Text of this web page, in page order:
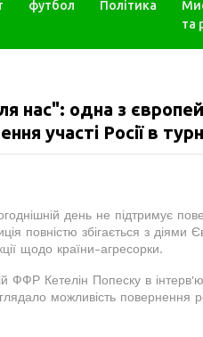
футбол Політика
та
нас": одна з
участі Росії в
день не підтримує
повністю збігається з діями
щодо країни-агресорки.
ФФР Кетелін Попеску в
можливість повернення